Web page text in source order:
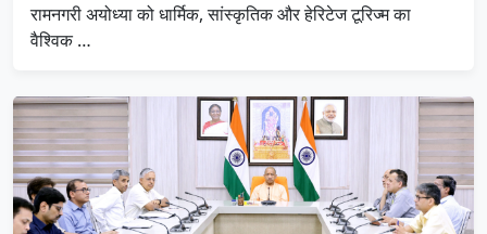
रामनगरी अयोध्या को धार्मिक, सांस्कृतिक और हेरिटेज टूरिज्म का
वैश्विक …